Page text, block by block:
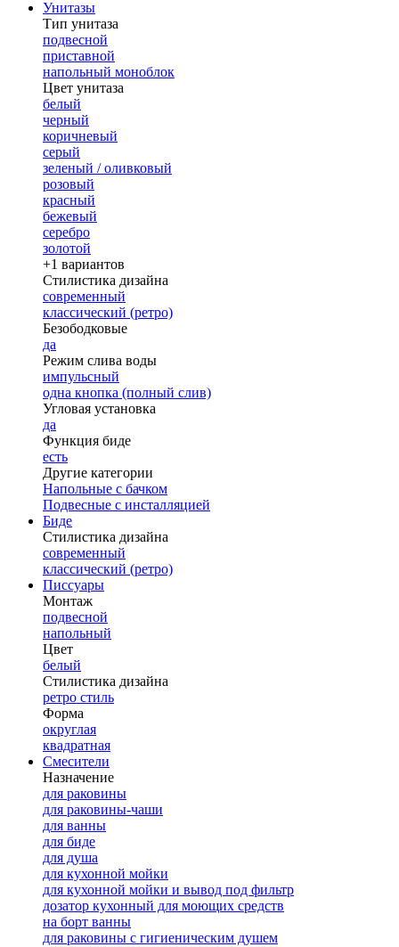
Унитазы
Тип унитаза
подвесной
приставной
напольный моноблок
Цвет унитаза
белый
черный
коричневый
серый
зеленый / оливковый
розовый
красный
бежевый
серебро
золотой
+1 вариантов
Стилистика дизайна
современный
классический (ретро)
Безободковые
да
Режим слива воды
импульсный
одна кнопка (полный слив)
Угловая установка
да
Функция биде
есть
Другие категории
Напольные с бачком
Подвесные с инсталляцией
Биде
Стилистика дизайна
современный
классический (ретро)
Писсуары
Монтаж
подвесной
напольный
Цвет
белый
Стилистика дизайна
ретро стиль
Форма
округлая
квадратная
Смесители
Назначение
для раковины
для раковины-чаши
для ванны
для биде
для душа
для кухонной мойки
для кухонной мойки и вывод под фильтр
дозатор кухонный для моющих средств
на борт ванны
для раковины с гигиеническим душем